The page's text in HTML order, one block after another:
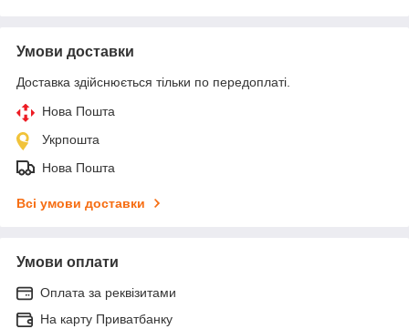
Умови доставки
Доставка здійснюється тільки по передоплаті.
Нова Пошта
Укрпошта
Нова Пошта
Всі умови доставки
Умови оплати
Оплата за реквізитами
На карту Приватбанку